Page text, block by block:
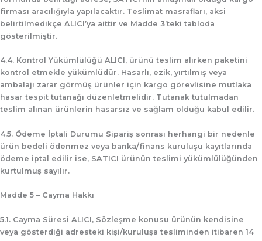
firması aracılığıyla yapılacaktır. Teslimat masrafları, aksi
belirtilmedikçe ALICI’ya aittir ve Madde 3’teki tabloda
gösterilmiştir.
4.4. Kontrol Yükümlülüğü ALICI, ürünü teslim alırken paketini
kontrol etmekle yükümlüdür. Hasarlı, ezik, yırtılmış veya
ambalajı zarar görmüş ürünler için kargo görevlisine mutlaka
hasar tespit tutanağı düzenletmelidir. Tutanak tutulmadan
teslim alınan ürünlerin hasarsız ve sağlam olduğu kabul edilir.
4.5. Ödeme İptali Durumu Sipariş sonrası herhangi bir nedenle
ürün bedeli ödenmez veya banka/finans kuruluşu kayıtlarında
ödeme iptal edilir ise, SATICI ürünün teslimi yükümlülüğünden
kurtulmuş sayılır.
Madde 5 – Cayma Hakkı
5.1. Cayma Süresi ALICI, Sözleşme konusu ürünün kendisine
veya gösterdiği adresteki kişi/kuruluşa tesliminden itibaren 14